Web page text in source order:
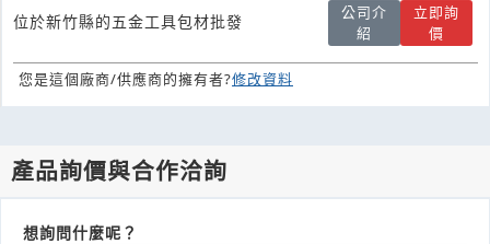
位於新竹縣的五金工具包材批發
公司介
紹
立即詢
價
您是這個廠商/供應商的擁有者?修改資料
產品詢價與合作洽詢
想詢問什麼呢？